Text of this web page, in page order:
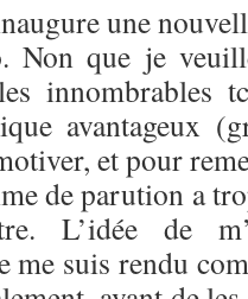
une
Non que je
innombrables
avantageux
et pour
de parution a
L’idée de
me suis rendu